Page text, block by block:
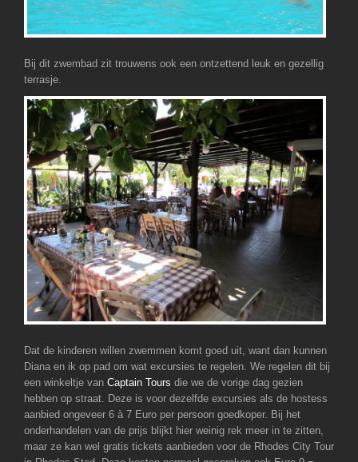
Bij dit zwembad zit trouwens ook een ontzettend leuk en gezellig
terrasje.
Dat de kinderen willen zwemmen komt goed uit, want dan kunnen
Diana en ik op pad om wat excursies te regelen. We regelen dit bij
een winkeltje van Captain Tours die we de vorige dag gezien
hebben op straat. Deze is voor dezelfde excursies als de hostess
aanbied ongeveer 6 à 7 Euro per persoon goedkoper. Bij het
onderhandelen van de prijs blijkt hier weinig rek meer in te zitten,
maar ze kan wel gratis tickets aanbieden voor de Rhodes City Tour